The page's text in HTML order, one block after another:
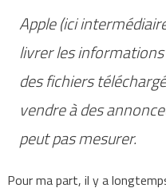
Apple (ici
livrer les informations
des fichiers
vendre à des
peut pas mesurer.
Pour ma part, il y a